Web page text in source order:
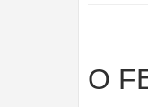
O